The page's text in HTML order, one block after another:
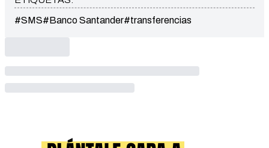
#SMS#Banco Santander#transferencias